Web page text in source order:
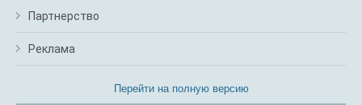
Партнерство
Реклама
Перейти на полную версию